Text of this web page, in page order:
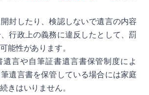
封したり、検認しないで遺言の内容
行政上の義務に違反したとして、罰
能性があります。
遺言や自筆証書遺言書保管制度によ
遺言書を保管している場合には家庭
きはいりません。
詳細